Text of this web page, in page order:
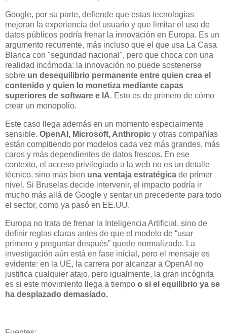
Google, por su parte, defiende que estas tecnologías
mejoran la experiencia del usuario y que limitar el uso de
datos públicos podría frenar la innovación en Europa. Es un
argumento recurrente, más incluso que el que usa La Casa
Blanca con "seguridad nacional", pero que choca con una
realidad incómoda: la innovación no puede sostenerse
sobre un desequilibrio permanente entre quien crea el
contenido y quien lo monetiza mediante capas
superiores de software e IA. Esto es de primero de cómo
crear un monopolio.
Este caso llega además en un momento especialmente
sensible. OpenAI, Microsoft, Anthropic y otras compañías
están compitiendo por modelos cada vez más grandes, más
caros y más dependientes de datos frescos. En ese
contexto, el acceso privilegiado a la web no es un detalle
técnico, sino más bien una ventaja estratégica de primer
nivel. Si Bruselas decide intervenir, el impacto podría ir
mucho más allá de Google y sentar un precedente para todo
el sector, como ya pasó en EE.UU.
Europa no trata de frenar la Inteligencia Artificial, sino de
definir reglas claras antes de que el modelo de “usar
primero y preguntar después” quede normalizado. La
investigación aún está en fase inicial, pero el mensaje es
evidente: en la UE, la carrera por alcanzar a OpenAI no
justifica cualquier atajo, pero igualmente, la gran incógnita
es si este movimiento llega a tiempo o si el equilibrio ya se
ha desplazado demasiado.